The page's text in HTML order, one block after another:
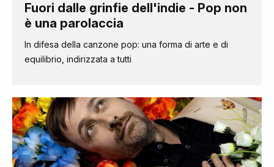
Fuori dalle grinfie dell'indie - Pop non
è una parolaccia
In difesa della canzone pop: una forma di arte e di
equilibrio, indirizzata a tutti